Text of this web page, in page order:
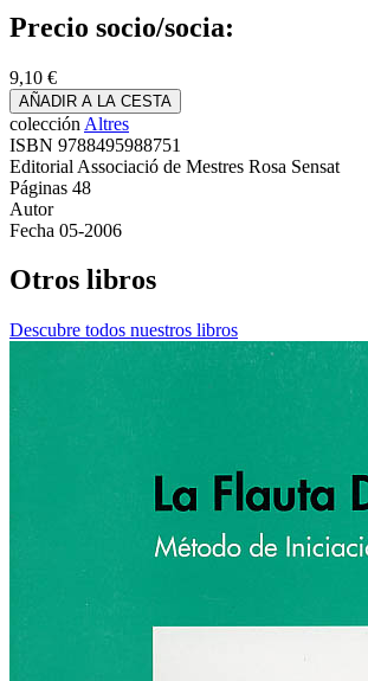
Precio socio/socia:
9,10 €
AÑADIR A LA CESTA
colección Altres
ISBN 9788495988751
Editorial Associació de Mestres Rosa Sensat
Páginas 48
Autor
Fecha 05-2006
Otros libros
Descubre todos nuestros libros